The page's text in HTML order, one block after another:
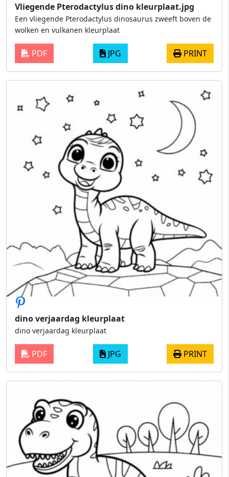
Vliegende Pterodactylus dino kleurplaat.jpg
Een vliegende Pterodactylus dinosaurus zweeft boven de
wolken en vulkanen kleurplaat
PDF JPG PRINT
dino verjaardag kleurplaat
dino verjaardag kleurplaat
PDF JPG PRINT